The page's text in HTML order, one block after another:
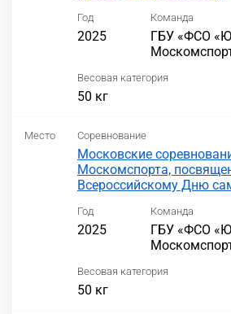
Год
2025
Команда
ГБУ «ФСО
Весовая категория
50 кг
Место Соревнование
Московские
Москомспорта,
Всероссийскому Дню
Год
2025
Команда
ГБУ «ФСО
Весовая категория
50 кг